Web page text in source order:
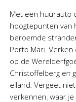
Met een huurauto
hoogtepunten van
beroemde
Porto Mari.
op de
Christoffelberg en
eiland. Vergeet
verkennen, waar